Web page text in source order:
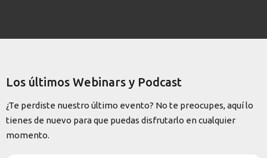
Los últimos Webinars y Podcast
¿Te perdiste nuestro último evento? No te preocupes, aquí lo
tienes de nuevo para que puedas disfrutarlo en cualquier
momento.